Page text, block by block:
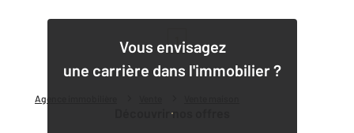
Agence immobilière
Vous envisagez
une carrière dans l'immobilier ?
Découvrir nos offres
1